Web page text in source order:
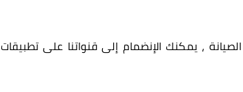
، يمكنك الإنضمام إلى قنواتنا على تطبيقات